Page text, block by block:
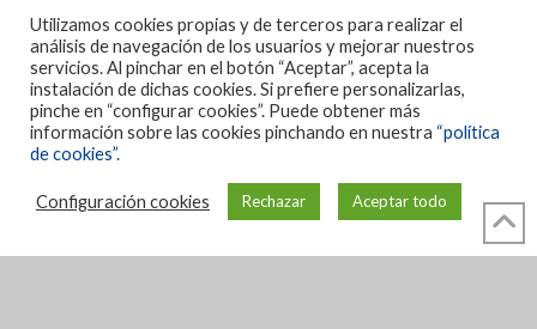
POLITICA DE COOKIES|AVISO LEGAL
DISEÑO: DIAN SISTEMAS
Utilizamos cookies propias y de terceros para realizar el
análisis de navegación de los usuarios y mejorar nuestros
servicios. Al pinchar en el botón “Aceptar”, acepta la
instalación de dichas cookies. Si prefiere personalizarlas,
pinche en “configurar cookies”. Puede obtener más
información sobre las cookies pinchando en nuestra “política
de cookies”.
Configuración cookies Rechazar Aceptar todo